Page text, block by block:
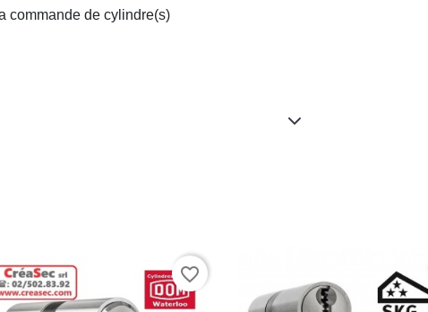
commande de cylindre(s)
favorite_border